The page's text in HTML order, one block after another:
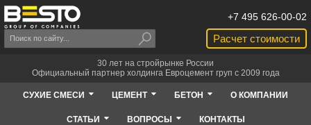
Расчет стоимости
+7 495 626-00-02
30 лет на стройрынке России
Официальный партнер холдинга Евроцемент груп с 2009 года
СУХИЕ СМЕСИ ЦЕМЕНТ БЕТОН О КОМПАНИИ
СТАТЬИ ВОПРОСЫ КОНТАКТЫ